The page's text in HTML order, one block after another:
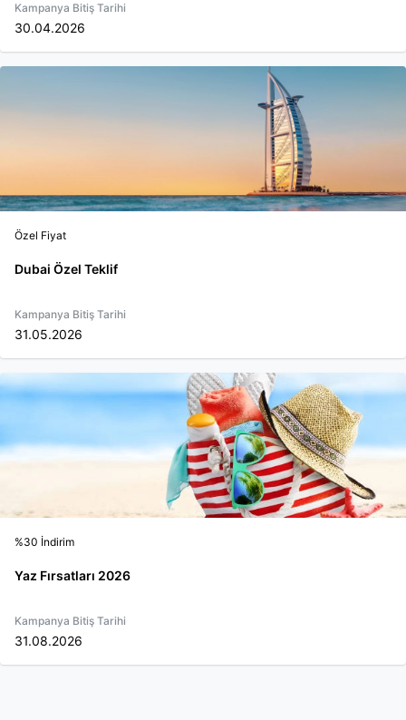
Kampanya Bitiş Tarihi
30.04.2026
Özel Fiyat
Dubai Özel Teklif
Kampanya Bitiş Tarihi
31.05.2026
%30 İndirim
Yaz Fırsatları 2026
Kampanya Bitiş Tarihi
31.08.2026